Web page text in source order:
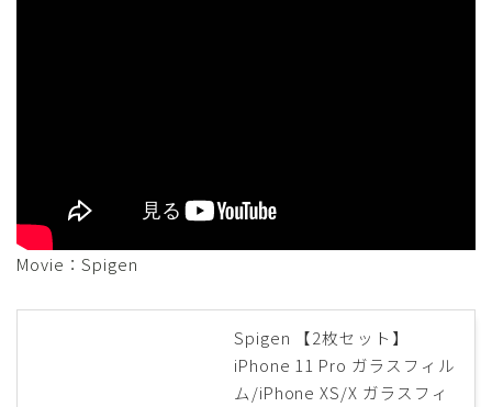
Movie：Spigen
Spigen 【2枚セット】
iPhone 11 Pro ガラスフィル
ム/iPhone XS/X ガラスフィ